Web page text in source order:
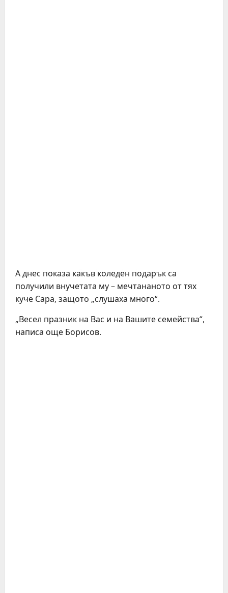
А днес показа какъв коледен подарък са
получили внучетата му – мечтананото от тях
куче Сара, защото „слушаха много“.
„Весел празник на Вас и на Вашите семейства“,
написа още Борисов.